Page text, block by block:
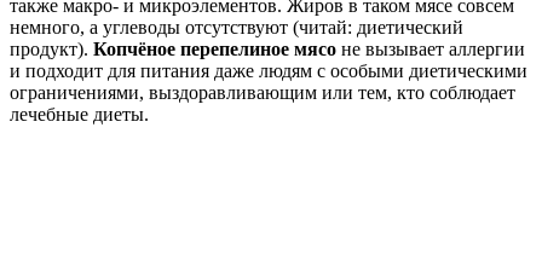
также макро- и микроэлементов. Жиров в таком мясе совсем
немного, а углеводы отсутствуют (читай: диетический
продукт). Копчёное перепелиное мясо не вызывает аллергии
и подходит для питания даже людям с особыми диетическими
ограничениями, выздоравливающим или тем, кто соблюдает
лечебные диеты.